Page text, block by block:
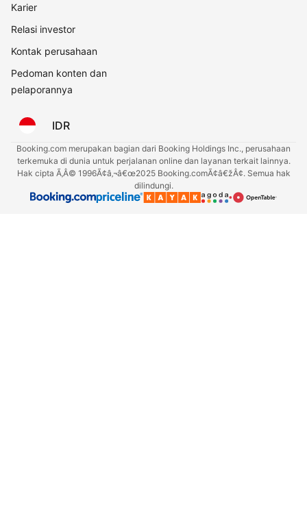
Karier
Relasi investor
Kontak perusahaan
Pedoman konten dan
pelaporannya
IDR
Booking.com merupakan bagian dari Booking Holdings Inc., perusahaan
terkemuka di dunia untuk perjalanan online dan layanan terkait lainnya.
Hak cipta Ã‚Â© 1996Ã¢â‚¬â€œ2025 Booking.comÃ¢â€žÂ¢. Semua hak
dilindungi.